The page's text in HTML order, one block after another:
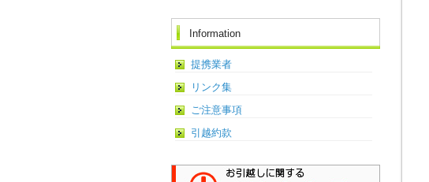
Information
提携業者
リンク集
ご注意事項
引越約款